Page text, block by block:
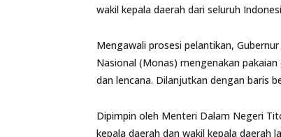
wakil kepala daerah dari seluruh
Mengawali prosesi pelantikan,
Nasional (Monas) mengenakan
dan lencana. Dilanjutkan dengan baris
Dipimpin oleh Menteri Dalam Negeri
kepala daerah dan wakil kepala daerah